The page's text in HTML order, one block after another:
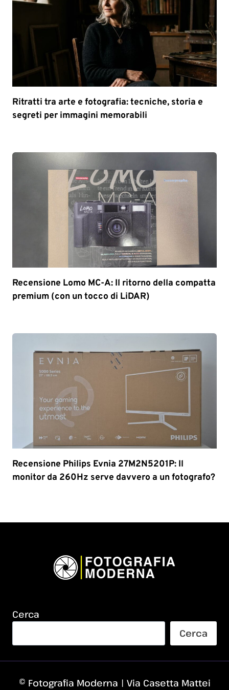
Ritratti tra arte e fotografia: tecniche, storia e
segreti per immagini memorabili
Recensione Lomo MC-A: Il ritorno della compatta
premium (con un tocco di LiDAR)
Recensione Philips Evnia 27M2N5201P: Il
monitor da 260Hz serve davvero a un fotografo?
Cerca
Cerca
© Fotografia Moderna | Via Casetta Mattei